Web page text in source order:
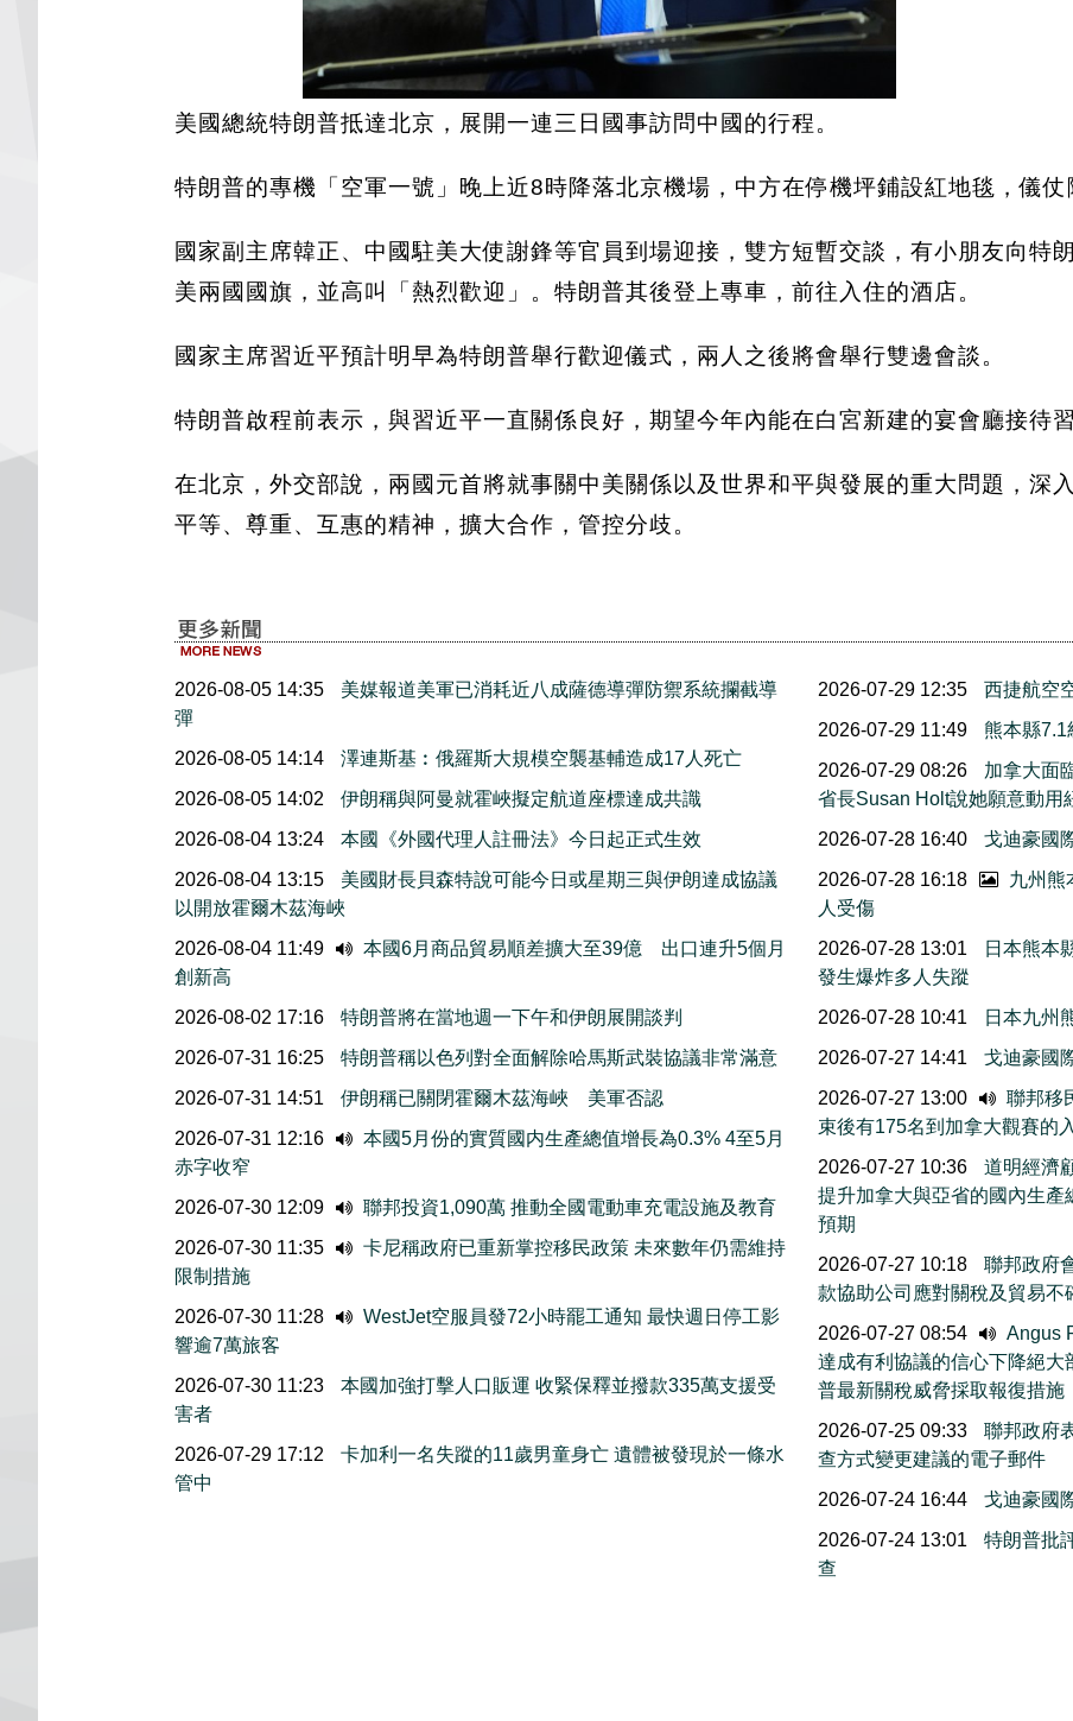
美國總統特朗普抵達北京，展開一連三日國事訪問中國的行程。
特朗普的專機「空軍一號」晚上近8時降落北京機場，中方在停機坪鋪設紅地毯，儀仗
國家副主席韓正、中國駐美大使謝鋒等官員到場迎接，雙方短暫交談，有小朋友向特
美兩國國旗，並高叫「熱烈歡迎」。特朗普其後登上專車，前往入住的酒店。
國家主席習近平預計明早為特朗普舉行歡迎儀式，兩人之後將會舉行雙邊會談。
特朗普啟程前表示，與習近平一直關係良好，期望今年內能在白宮新建的宴會廳接待習
在北京，外交部說，兩國元首將就事關中美關係以及世界和平與發展的重大問題，深
平等、尊重、互惠的精神，擴大合作，管控分歧。
2026-08-05 14:35
美媒報道美軍已消耗近八成薩德導彈防禦系統攔截導
彈
2026-08-05 14:14
澤連斯基︰俄羅斯大規模空襲基輔造成17人死亡
2026-08-05 14:02
伊朗稱與阿曼就霍峽擬定航道座標達成共識
2026-08-04 13:24
本國《外國代理人註冊法》今日起正式生效
2026-08-04 13:15
美國財長貝森特說可能今日或星期三與伊朗達成協議
以開放霍爾木茲海峽
2026-08-04 11:49
本國6月商品貿易順差擴大至39億 出口連升5個月
創新高
2026-08-02 17:16
特朗普將在當地週一下午和伊朗展開談判
2026-07-31 16:25
特朗普稱以色列對全面解除哈馬斯武裝協議非常滿意
2026-07-31 14:51
伊朗稱已關閉霍爾木茲海峽 美軍否認
2026-07-31 12:16
本國5月份的實質國内生產總值增長為0.3% 4至5月
赤字收窄
2026-07-30 12:09
聯邦投資1,090萬 推動全國電動車充電設施及教育
2026-07-30 11:35
卡尼稱政府已重新掌控移民政策 未來數年仍需維持
限制措施
2026-07-30 11:28
WestJet空服員發72小時罷工通知 最快週日停工影
響逾7萬旅客
2026-07-30 11:23
本國加強打擊人口販運 收緊保釋並撥款335萬支援受
害者
2026-07-29 17:12
卡加利一名失蹤的11歲男童身亡 遺體被發現於一條水
管中
2026-07-29 12:35
西捷航空
2026-07-29 11:49
熊本縣7.1
2026-07-29 08:26
加拿大面
省長Susan Holt說她願意動用
2026-07-28 16:40
戈迪豪國
2026-07-28 16:18
九州熊
人受傷
2026-07-28 13:01
日本熊本
發生爆炸多人失蹤
2026-07-28 10:41
日本九州
2026-07-27 14:41
戈迪豪國
2026-07-27 13:00
聯邦移
束後有175名到加拿大觀賽的
2026-07-27 10:36
道明經濟
提升加拿大與亞省的國內生
預期
2026-07-27 10:18
聯邦政府
款協助公司應對關稅及貿易不
2026-07-27 08:54
Angus
達成有利協議的信心下降絕
普最新關稅威脅採取報復措施
2026-07-25 09:33
聯邦政府
查方式變更建議的電子郵件
2026-07-24 16:44
戈迪豪國
2026-07-24 13:01
特朗普批
查